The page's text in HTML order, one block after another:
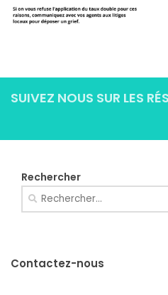
SUIVEZ NOUS SUR LES
Rechercher
Rechercher :
Contactez-nous